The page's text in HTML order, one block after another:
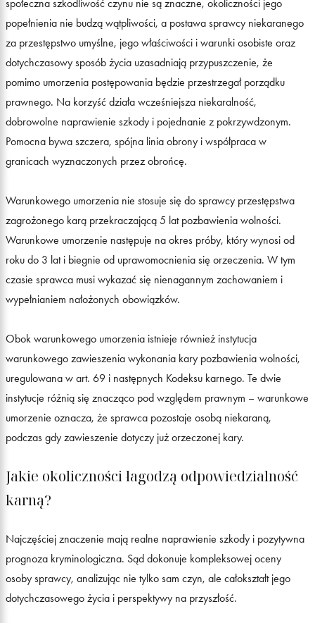
społeczna szkodliwość czynu nie są znaczne, okoliczności jego
popełnienia nie budzą wątpliwości, a postawa sprawcy niekaranego
za przestępstwo umyślne, jego właściwości i warunki osobiste oraz
dotychczasowy sposób życia uzasadniają przypuszczenie, że
pomimo umorzenia postępowania będzie przestrzegał porządku
prawnego. Na korzyść działa wcześniejsza niekaralność,
dobrowolne naprawienie szkody i pojednanie z pokrzywdzonym.
Pomocna bywa szczera, spójna linia obrony i współpraca w
granicach wyznaczonych przez obrońcę.
Warunkowego umorzenia nie stosuje się do sprawcy przestępstwa
zagrożonego karą przekraczającą 5 lat pozbawienia wolności.
Warunkowe umorzenie następuje na okres próby, który wynosi od
roku do 3 lat i biegnie od uprawomocnienia się orzeczenia. W tym
czasie sprawca musi wykazać się nienagannym zachowaniem i
wypełnianiem nałożonych obowiązków.
Obok warunkowego umorzenia istnieje również instytucja
warunkowego zawieszenia wykonania kary pozbawienia wolności,
uregulowana w art. 69 i następnych Kodeksu karnego. Te dwie
instytucje różnią się znacząco pod względem prawnym – warunkowe
umorzenie oznacza, że sprawca pozostaje osobą niekaraną,
podczas gdy zawieszenie dotyczy już orzeczonej kary.
Jakie okoliczności łagodzą odpowiedzialność
karną?
Najczęściej znaczenie mają realne naprawienie szkody i pozytywna
prognoza kryminologiczna. Sąd dokonuje kompleksowej oceny
osoby sprawcy, analizując nie tylko sam czyn, ale całokształt jego
dotychczasowego życia i perspektywy na przyszłość.